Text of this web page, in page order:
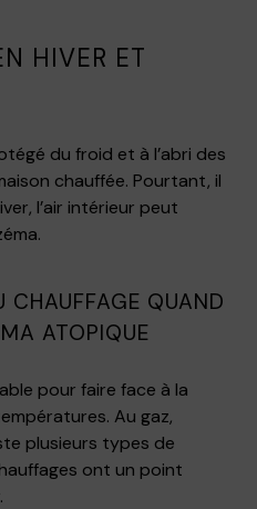
HIVER ET
du froid et à l’abri des
chauffée. Pourtant, il
l’air intérieur peut
CHAUFFAGE QUAND
ATOPIQUE
pour faire face à la
Au gaz,
plusieurs types de
ont un point